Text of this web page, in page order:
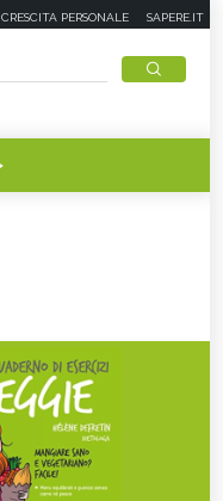
CRESCITA PERSONALE SAPERE.IT